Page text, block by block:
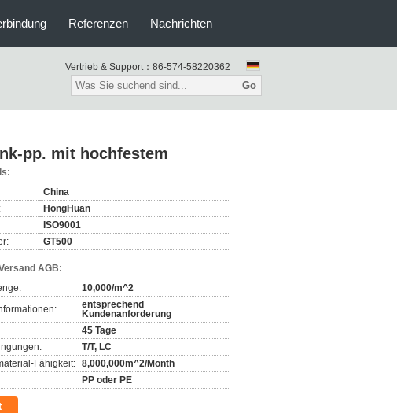
Referenzen Nachrichten
Vertrieb & Support： 86-574-58220362
Go
pp. mit hochfestem
China
HongHuan
ISO9001
GT500
AGB:
10,000/m^2
entsprechend
Kundenanforderung
45 Tage
T/T, LC
Fähigkeit: 8,000,000m^2/Month
PP oder PE